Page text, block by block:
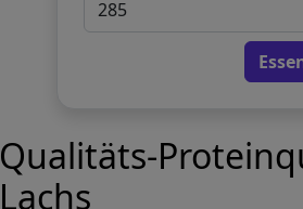
Qualitäts-
Lachs